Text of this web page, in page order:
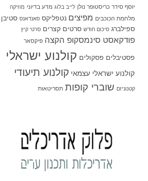
יוסף סידר כריסטופר נולן לייב בלוג מדע בדיוני מוזיקה
מלחמת הכוכבים מפיצים נטפליקס סאנדאנס סטיבן
ספילברג סיכום חודש סרטים קצרים סרטי קיץ
פודקאסט סינמסקופ הקצה פיקסאר
פסטיבלים פסקולים קולנוע ישראלי
קולנוע ישראלי עצמאי קולנוע תיעודי
קטנוניזם שוברי קופות תסריטאות